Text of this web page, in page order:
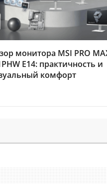
монитора MSI PRO
E14: практичность и
комфорт